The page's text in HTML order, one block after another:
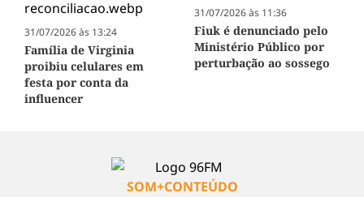
31/07/2026 às 13:24
Família de Virginia
proibiu celulares em
festa por conta da
influencer
31/07/2026 às 11:36
Fiuk é denunciado pelo
Ministério Público por
perturbação ao sossego
SOM+CONTEÚDO